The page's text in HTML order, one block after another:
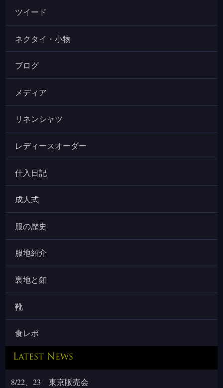
ツイード
ネクタイ・小物
ブログ
メディア
リネンシャツ
レディースオーダー
仕入日記
成人式
服の歴史
服地紹介
裏地と釦
靴
食レポ
Latest News
8/22、23 東京販売会